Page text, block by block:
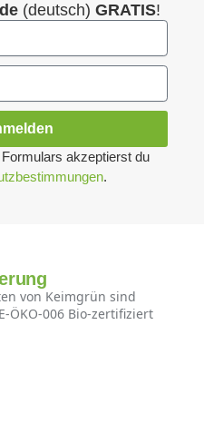
(deutsch) GRATIS!
akzeptierst du
.
von Keimgrün sind
ÖKO-006 Bio-zertifiziert